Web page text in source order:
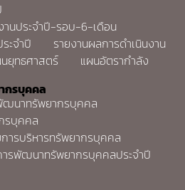
านประจำปี-รอบ-6-เดือน
ะจำปี
รายงานผลการดำเนินงาน
ยุทธศาสตร์
แผนอัตรากำลัง
กรบุคคล
ฒนาทรัพยากรบุคคล
รบุคคล
ารบริหารทรัพยากรบุคคล
ารพัฒนาทรัพยากรบุคคลประจำปี